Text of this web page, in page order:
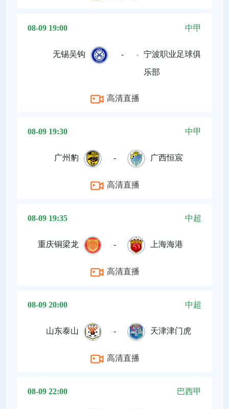
08-09 19:00 中甲
无锡吴钩 - 宁波职业足球俱
乐部
高清直播
08-09 19:30 中甲
广州豹 - 广西恒宸
高清直播
08-09 19:35 中超
重庆铜梁龙 - 上海海港
高清直播
08-09 20:00 中超
山东泰山 - 天津津门虎
高清直播
08-09 22:00 巴西甲